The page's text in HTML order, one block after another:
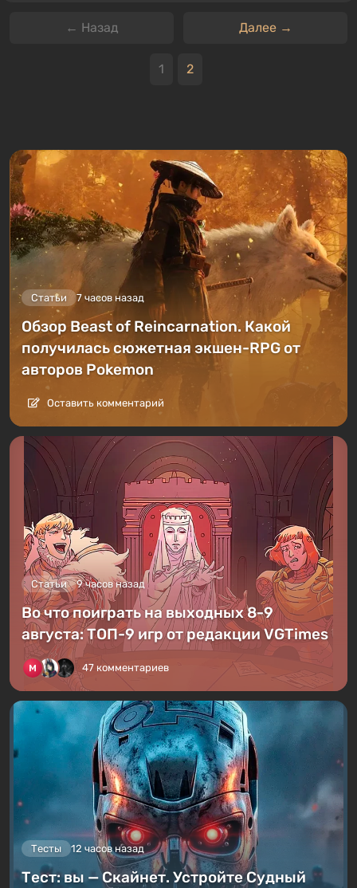
← Назад Далее →
1 2
Статьи 7 часов назад
Обзор Beast of Reincarnation. Какой
получилась сюжетная экшен-RPG от
авторов Pokemon
Оставить комментарий
Статьи 9 часов назад
Во что поиграть на выходных 8-9
августа: ТОП-9 игр от редакции VGTimes
47 комментариев
Тесты 12 часов назад
Тест: вы — Скайнет. Устройте Судный